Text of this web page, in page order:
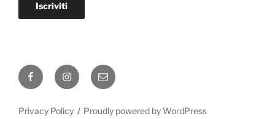
Iscriviti
FacebookInstagramEmail
Privacy Policy Proudly powered by WordPress